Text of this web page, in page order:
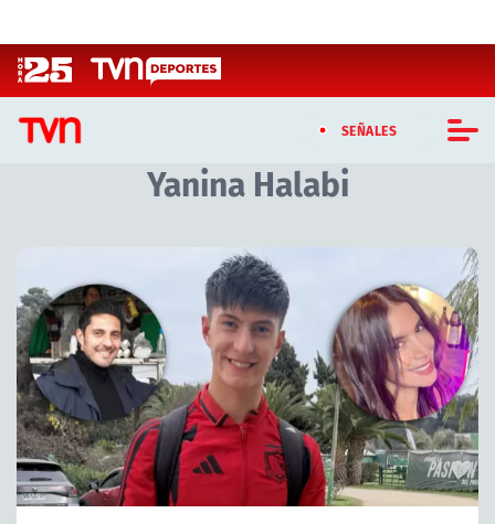
SEÑALES
CASTING MASTERCHEF CHILE
TVN VERTICAL
TVN PLAY
PROGRAMAS
TELESERIES
Yanina Halabi
Artículos relacionados con Yanina Halabi